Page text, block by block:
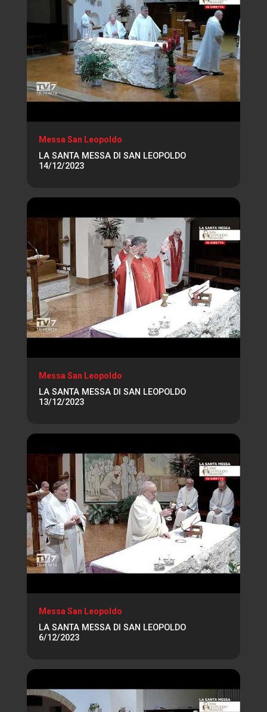
Messa San Leopoldo
LA SANTA MESSA DI SAN LEOPOLDO
14/12/2023
Messa San Leopoldo
LA SANTA MESSA DI SAN LEOPOLDO
13/12/2023
Messa San Leopoldo
LA SANTA MESSA DI SAN LEOPOLDO
6/12/2023